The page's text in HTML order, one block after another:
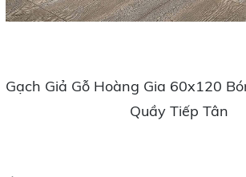
Gạch Giả Gỗ Hoàng Gia 60x120
Quầy Tiếp Tân